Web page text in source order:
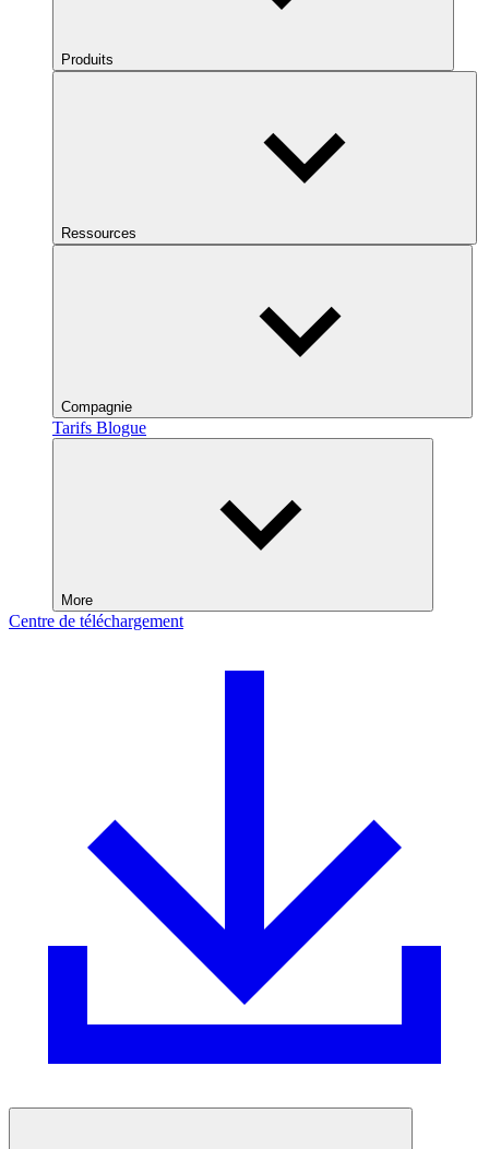
Produits
Ressources
Compagnie
Tarifs Blogue
More
Centre de téléchargement